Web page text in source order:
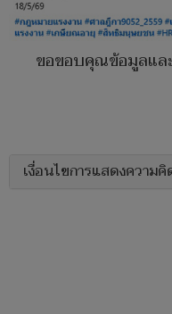
ขอขอบคุณข้อมูลแล
เงื่อนไขการแสดงความ